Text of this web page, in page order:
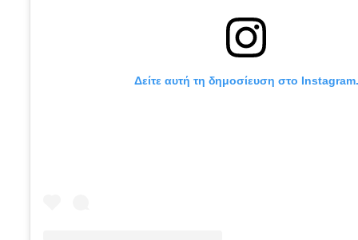
Δείτε αυτή τη δημοσίευση στο Instagram.